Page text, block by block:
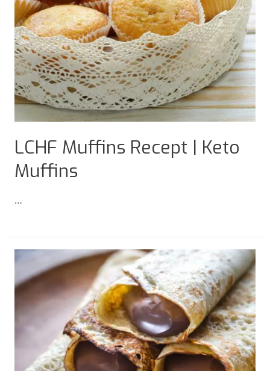
LCHF Muffins Recept | Keto
Muffins
…
Muffins
Recept
|
Keto
Muffins